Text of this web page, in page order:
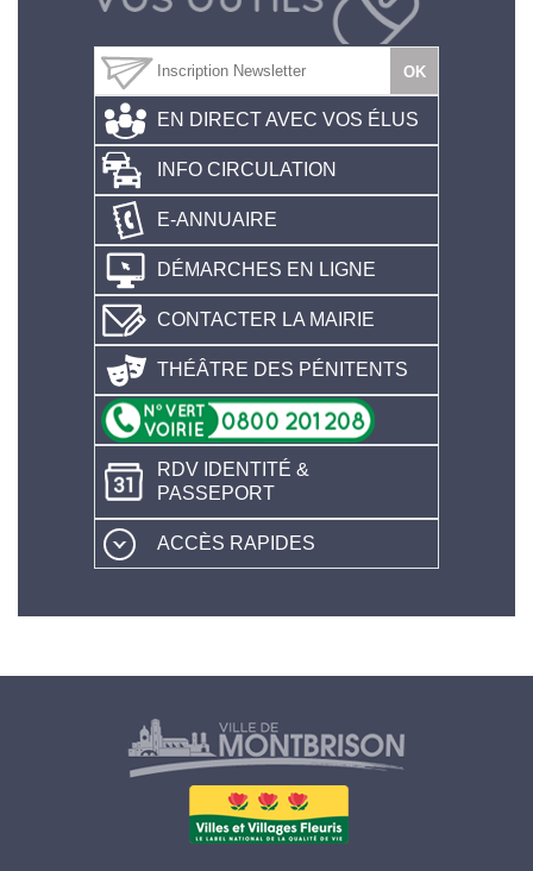
EN DIRECT AVEC VOS ÉLUS
INFO CIRCULATION
E-ANNUAIRE
DÉMARCHES EN LIGNE
CONTACTER LA MAIRIE
THÉÂTRE DES PÉNITENTS
RDV IDENTITÉ &
PASSEPORT
ACCÈS RAPIDES